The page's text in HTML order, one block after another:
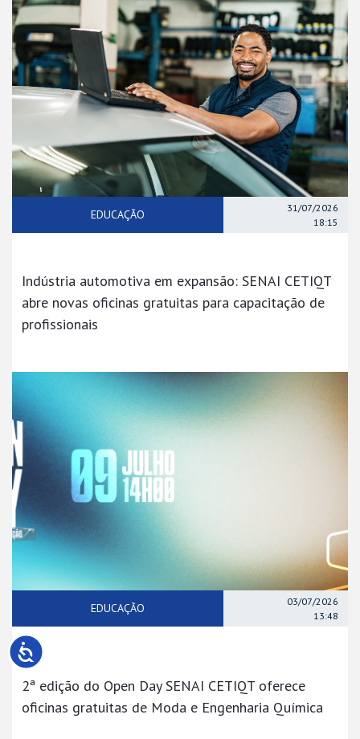
EDUCAÇÃO
31/07/2026
18:15
Indústria automotiva em expansão: SENAI CETIQT
abre novas oficinas gratuitas para capacitação de
profissionais
EDUCAÇÃO
03/07/2026
13:48
2ª edição do Open Day SENAI CETIQT oferece
oficinas gratuitas de Moda e Engenharia Química